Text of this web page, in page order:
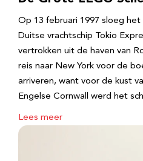
Op 13 februari 1997 sloeg
Duitse vrachtschip Tokio
vertrokken uit de haven van
reis naar New York voor de
arriveren, want voor de kust
Engelse Cornwall werd het
Lees meer